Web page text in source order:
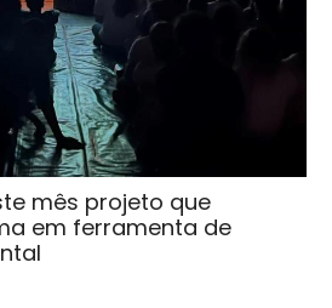
mês projeto que
em ferramenta de